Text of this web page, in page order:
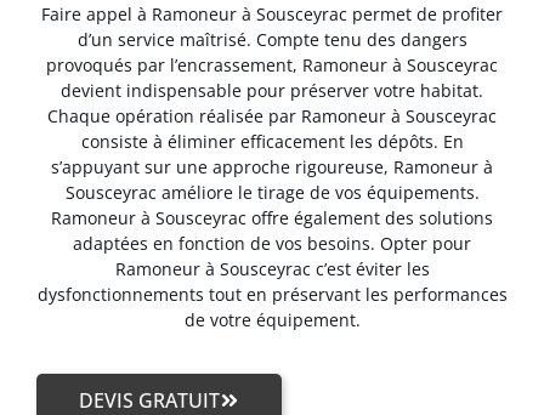
Faire appel à Ramoneur à Sousceyrac permet de profiter
d’un service maîtrisé. Compte tenu des dangers
provoqués par l’encrassement, Ramoneur à Sousceyrac
devient indispensable pour préserver votre habitat.
Chaque opération réalisée par Ramoneur à Sousceyrac
consiste à éliminer efficacement les dépôts. En
s’appuyant sur une approche rigoureuse, Ramoneur à
Sousceyrac améliore le tirage de vos équipements.
Ramoneur à Sousceyrac offre également des solutions
adaptées en fonction de vos besoins. Opter pour
Ramoneur à Sousceyrac c’est éviter les
dysfonctionnements tout en préservant les performances
de votre équipement.
DEVIS GRATUIT